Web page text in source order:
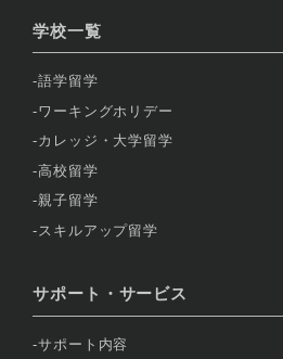
学校一覧
語学留学
ワーキングホリデー
カレッジ・大学留学
高校留学
親子留学
スキルアップ留学
サポート・サービス
サポート内容